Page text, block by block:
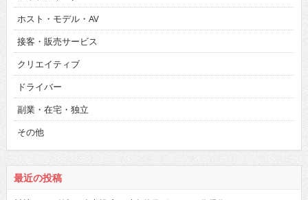
ホスト・モデル・AV
接客・販売サービス
クリエイティブ
ドライバー
副業・在宅・独立
その他
最近の投稿